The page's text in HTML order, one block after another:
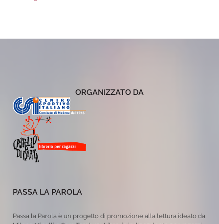
ORGANIZZATO DA
PASSA LA PAROLA
Passa la Parola è un progetto di promozione alla lettura ideato da